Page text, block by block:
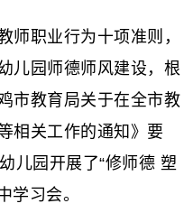
职业行为十项准则，
儿园师德师风建设，根
市教育局关于在全市教
相关工作的通知》要
儿园开展了“修师德 塑
学习会。